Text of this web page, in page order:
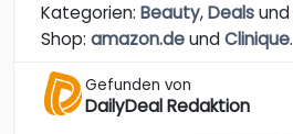
Kategorien: Beauty,Dealsund
Shop: amazon.deundClinique.
Gefunden von
DailyDeal Redaktion